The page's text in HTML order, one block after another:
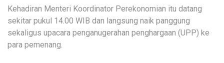
Kehadiran Menteri Koordinator Perekonomian itu datang
sekitar pukul 14.00 WIB dan langsung naik panggung
sekaligus upacara penganugerahan penghargaan (UPP) ke
para pemenang.